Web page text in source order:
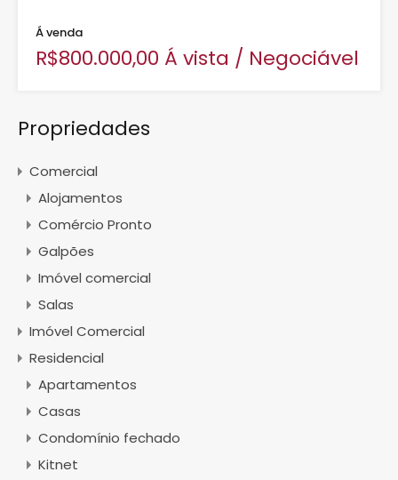
Á venda
R$800.000,00 Á vista / Negociável
Propriedades
Comercial
Alojamentos
Comércio Pronto
Galpões
Imóvel comercial
Salas
Imóvel Comercial
Residencial
Apartamentos
Casas
Condomínio fechado
Kitnet